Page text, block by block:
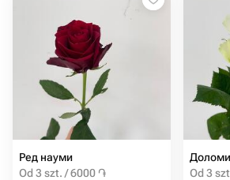
Ред науми
Od 3 szt. / 6000 ֏
Od 3